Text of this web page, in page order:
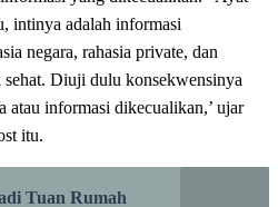
intinya adalah informasi
negara, rahasia private, dan
sehat. Diuji dulu konsekwensinya
atau informasi dikecualikan,’ ujar
itu.
Tuan Rumah